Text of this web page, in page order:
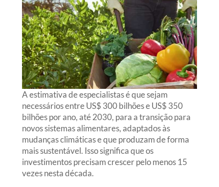
A estimativa de especialistas é que sejam
necessários entre US$ 300 bilhões e US$ 350
bilhões por ano, até 2030, para a transição para
novos sistemas alimentares, adaptados às
mudanças climáticas e que produzam de forma
mais sustentável. Isso significa que os
investimentos precisam crescer pelo menos 15
vezes nesta década.